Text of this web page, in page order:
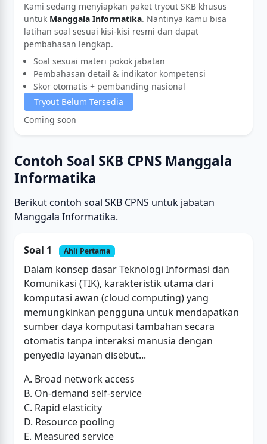
Kami sedang menyiapkan paket tryout SKB khusus
untuk Manggala Informatika. Nantinya kamu bisa
latihan soal sesuai kisi-kisi resmi dan dapat
pembahasan lengkap.
Soal sesuai materi pokok jabatan
Pembahasan detail & indikator kompetensi
Skor otomatis + pembanding nasional
Tryout Belum Tersedia
Coming soon
Contoh Soal SKB CPNS Manggala
Informatika
Berikut contoh soal SKB CPNS untuk jabatan
Manggala Informatika.
Soal 1 Ahli Pertama
Dalam konsep dasar Teknologi Informasi dan
Komunikasi (TIK), karakteristik utama dari
komputasi awan (cloud computing) yang
memungkinkan pengguna untuk mendapatkan
sumber daya komputasi tambahan secara
otomatis tanpa interaksi manusia dengan
penyedia layanan disebut...
A. Broad network access
B. On-demand self-service
C. Rapid elasticity
D. Resource pooling
E. Measured service